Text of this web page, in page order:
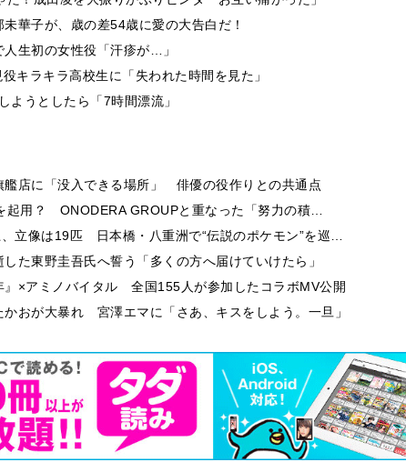
華子が、歳の差54歳に愛の大告白だ！
生初の女性役「汗疹が…」
キラキラ高校生に「失われた時間を見た」
ようとしたら「7時間漂流」
艦店に「没入できる場所」 俳優の役作りとの共通点
起用？ ONODERA GROUPと重なった「努力の積…
立像は19匹 日本橋・八重洲で“伝説のポケモン”を巡…
た東野圭吾氏へ誓う「多くの方へ届けていけたら」
』×アミノバイタル 全国155人が参加したコラボMV公開
おが大暴れ 宮澤エマに「さあ、キスをしよう。一旦」